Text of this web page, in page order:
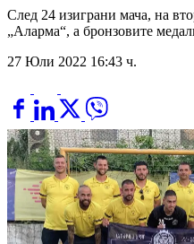
След 24 изиграни мача, на
„Аларма“, а бронзовите
27 Юли 2022 16:43 ч.